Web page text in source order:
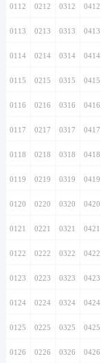
0112 0212 0312 0412
0113 0213 0313 0413
0114 0214 0314 0414
0115 0215 0315 0415
0116 0216 0316 0416
0117 0217 0317 0417
0118 0218 0318 0418
0119 0219 0319 0419
0120 0220 0320 0420
0121 0221 0321 0421
0122 0222 0322 0422
0123 0223 0323 0423
0124 0224 0324 0424
0125 0225 0325 0425
0126 0226 0326 0426